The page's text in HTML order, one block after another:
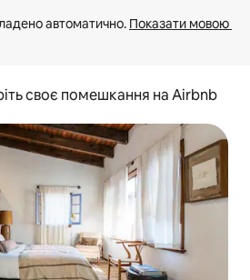
автоматично. Показати мовою
своє помешкання на Airbnb